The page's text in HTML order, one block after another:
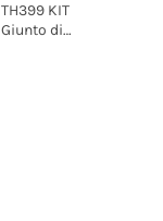
TH399 KIT
Giunto di